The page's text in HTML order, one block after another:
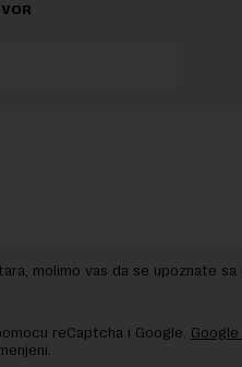
molimo vas da se upoznate sa
reCaptcha i Google.